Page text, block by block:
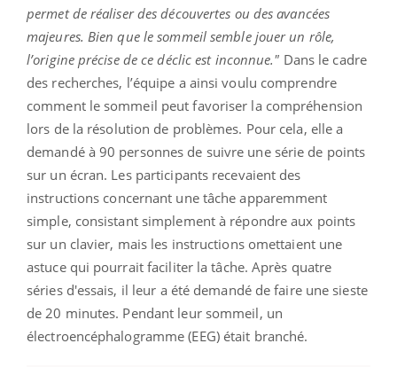
permet de réaliser des découvertes ou des avancées
majeures. Bien que le sommeil semble jouer un rôle,
l’origine précise de ce déclic est inconnue." Dans le cadre
des recherches, l’équipe a ainsi voulu comprendre
comment le sommeil peut favoriser la compréhension
lors de la résolution de problèmes. Pour cela, elle a
demandé à 90 personnes de suivre une série de points
sur un écran. Les participants recevaient des
instructions concernant une tâche apparemment
simple, consistant simplement à répondre aux points
sur un clavier, mais les instructions omettaient une
astuce qui pourrait faciliter la tâche. Après quatre
séries d'essais, il leur a été demandé de faire une sieste
de 20 minutes. Pendant leur sommeil, un
électroencéphalogramme (EEG) était branché.